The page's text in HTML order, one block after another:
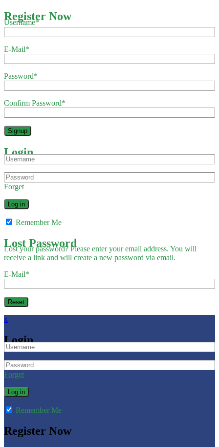
Register Now
Username*
E-Mail*
Password*
Confirm Password*
Login
Forget
Remember Me
Lost Password
Lost your password? Please enter your email address. You will
receive a link and will create a new password via email.
E-Mail*
x
Login
Forget
Remember Me
Register Now